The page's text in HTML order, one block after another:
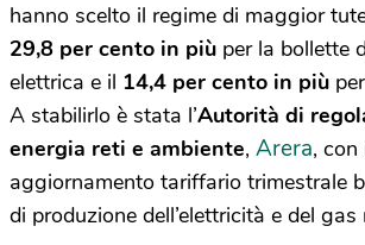
hanno scelto il regime di maggior
29,8 per cento in più per la bollette
elettrica e il 14,4 per cento in più
A stabilirlo è stata l’Autorità di
energia reti e ambiente, Arera,
aggiornamento tariffario trimestrale
di produzione dell’elettricità e del gas